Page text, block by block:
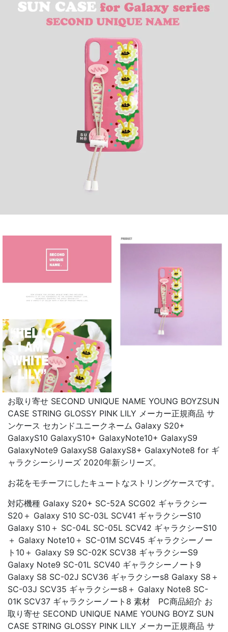
お取り寄せ SECOND UNIQUE NAME YOUNG BOYZSUN
CASE STRING GLOSSY PINK LILY メーカー正規商品 サ
ンケース セカンドユニークネーム Galaxy S20+
GalaxyS10 GalaxyS10+ GalaxyNote10+ GalaxyS9
GalaxyNote9 GalaxyS8 GalaxyS8+ GalaxyNote8 for ギ
ャラクシーシリーズ 2020年新シリーズ。
お花をモチーフにしたキュートなストリングケースです。
対応機種 Galaxy S20+ SC-52A SCG02 ギャラクシー
S20＋ Galaxy S10 SC-03L SCV41 ギャラクシーS10
Galaxy S10＋ SC-04L SC-05L SCV42 ギャラクシーS10
＋ Galaxy Note10＋ SC-01M SCV45 ギャラクシーノー
ト10＋ Galaxy S9 SC-02K SCV38 ギャラクシーS9
Galaxy Note9 SC-01L SCV40 ギャラクシーノート9
Galaxy S8 SC-02J SCV36 ギャラクシーs8 Galaxy S8＋
SC-03J SCV35 ギャラクシーs8＋ Galaxy Note8 SC-
01K SCV37 ギャラクシーノート8 素材 PC商品紹介 お
取り寄せ SECOND UNIQUE NAME YOUNG BOYZ SUN
CASE STRING GLOSSY PINK LILY メーカー正規商品 サ